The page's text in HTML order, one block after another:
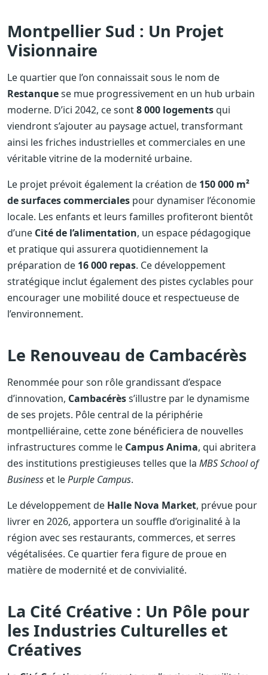
Montpellier Sud : Un Projet
Visionnaire
Le quartier que l’on connaissait sous le nom de
Restanquese mue progressivement en un hub urbain
moderne. D’ici 2042, ce sont8 000 logementsqui
viendront s’ajouter au paysage actuel, transformant
ainsi les friches industrielles et commerciales en une
véritable vitrine de la modernité urbaine.
Le projet prévoit également la création de 150 000 m²
de surfaces commerciales pour dynamiser l’économie
locale. Les enfants et leurs familles profiteront bientôt
d’une Cité de l’alimentation, un espace pédagogique
et pratique qui assurera quotidiennement la
préparation de 16 000 repas. Ce développement
stratégique inclut également des pistes cyclables pour
encourager une mobilité douce et respectueuse de
l’environnement.
Le Renouveau de Cambacérès
Renommée pour son rôle grandissant d’espace
d’innovation, Cambacérèss’illustre par le dynamisme
de ses projets. Pôle central de la périphérie
montpelliéraine, cette zone bénéficiera de nouvelles
infrastructures comme le Campus Anima, qui abritera
des institutions prestigieuses telles que la MBS School of
Business et lePurple Campus.
Le développement de Halle Nova Market, prévue pour
livrer en 2026, apportera un souffle d’originalité à la
région avec ses restaurants, commerces, et serres
végétalisées. Ce quartier fera figure de proue en
matière de modernité et de convivialité.
La Cité Créative : Un Pôle pour
les Industries Culturelles et
Créatives